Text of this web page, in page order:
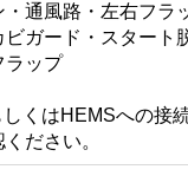
通風路・左右フラ
ガード・スタート
ラップ
くはHEMSへの接
ださい。